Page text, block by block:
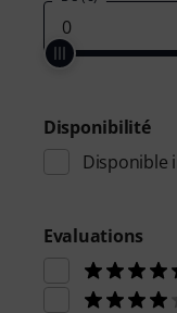
Disponibilité
Disponible
Evaluations